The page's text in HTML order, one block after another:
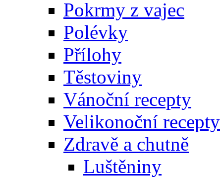
Pokrmy z vajec
Polévky
Přílohy
Těstoviny
Vánoční recepty
Velikonoční recepty
Zdravě a chutně
Luštěniny